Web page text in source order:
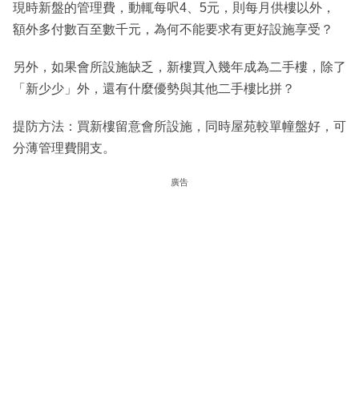
現時新盤的管理費，動輒每呎4、5元，則每月供樓以外，
額外多付數百至數千元，為何不能要求有更好設施享受？
另外，如果會所設施缺乏，新樓買入幾年成為二手樓，除了
「新少少」外，還有什麼優勢與其他二手樓比拼？
提防方法：買新樓留意會所設施，同時屋苑較單幢盤好，可
分薄管理費開支。
廣告